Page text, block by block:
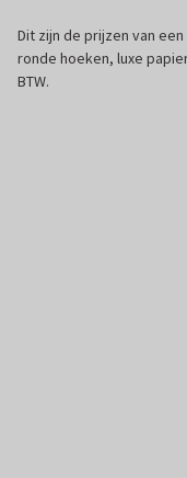
Dit zijn de prijzen van
ronde hoeken, luxe
BTW.